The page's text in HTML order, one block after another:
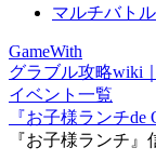
マルチバトル
GameWith
グラブル攻略wiki
イベント一覧
『お子様ランチ
『お子様ランチ